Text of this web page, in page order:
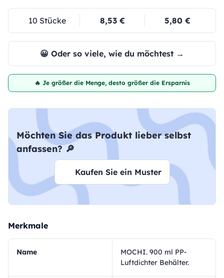
10 Stücke 8,53 € 5,80 €
😀 Oder so viele, wie du möchtest →
🔥 Je größer die Menge, desto größer die Ersparnis
Möchten Sie das Produkt lieber selbst
anfassen? 🔎
Kaufen Sie ein Muster
Merkmale
Name
MOCHI. 900 ml PP-
Luftdichter Behälter.